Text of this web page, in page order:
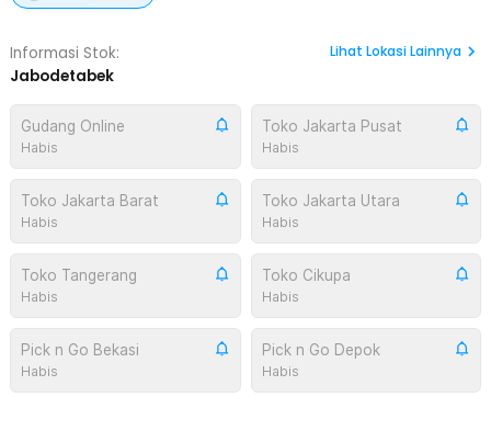
Informasi Stok:
Jabodetabek
Lihat Lokasi Lainnya
Gudang Online
Habis
Toko Jakarta Pusat
Habis
Toko Jakarta Barat
Habis
Toko Jakarta Utara
Habis
Toko Tangerang
Habis
Toko Cikupa
Habis
Pick n Go Bekasi
Habis
Pick n Go Depok
Habis